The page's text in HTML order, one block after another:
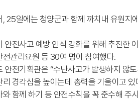
, 25일에는 청양군과 함께 까치내 유원지
안전사고 예방 인식 강화를 위해 추진한
전관리요원 등 30여 명이 참여했다.
안전기획관은 “수난사고가 발생하지 않
리 경각심을 높이는데 총력을 기울이고
와 함께 하기 등 안전수칙을 꼭 준수해 주